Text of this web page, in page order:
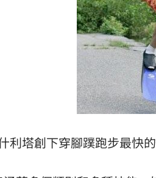
利塔創下穿腳蹼跑步最快